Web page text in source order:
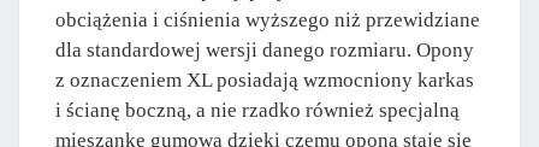
obciążenia i ciśnienia wyższego niż przewidziane
dla standardowej wersji danego rozmiaru. Opony
z oznaczeniem XL posiadają wzmocniony karkas
i ścianę boczną, a nie rzadko również specjalną
mieszankę gumową dzięki czemu opona staje się